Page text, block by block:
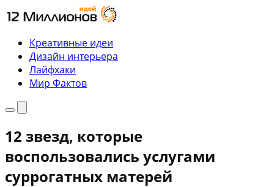
Перейти
к
содержимому
Креативные идеи
Дизайн интерьера
Лайфхаки
Мир Фактов
МенюПоиск
12 звезд, которые
воспользовались услугами
суррогатных матерей